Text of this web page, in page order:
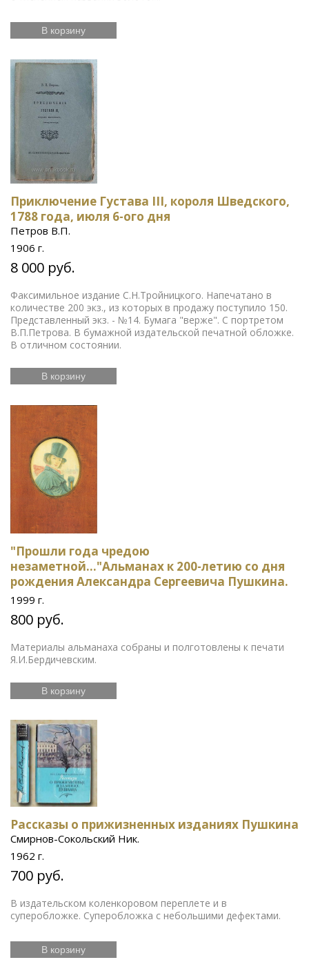
В корзину
Приключение Густава III, короля Шведского,
1788 года, июля 6-ого дня
Петров В.П.
1906 г.
8 000 руб.
Факсимильное издание С.Н.Тройницкого. Напечатано в
количестве 200 экз., из которых в продажу поступило 150.
Представленный экз. - №14. Бумага "верже". С портретом
В.П.Петрова. В бумажной издательской печатной обложке.
В отличном состоянии.
В корзину
"Прошли года чредою
незаметной..."Альманах к 200-летию со дня
рождения Александра Сергеевича Пушкина.
1999 г.
800 руб.
Материалы альманаха собраны и полготовлены к печати
Я.И.Бердичевским.
В корзину
Рассказы о прижизненных изданиях Пушкина
Смирнов-Сокольский Ник.
1962 г.
700 руб.
В издательском коленкоровом переплете и в
суперобложке. Суперобложка с небольшими дефектами.
В корзину